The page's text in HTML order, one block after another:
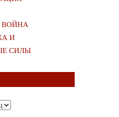
ВОЙНА
И
СИЛЫ